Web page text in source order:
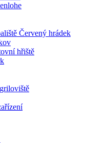
Červený hrádek
hřiště